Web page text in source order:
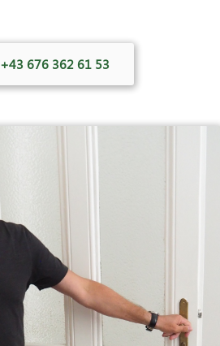
+43 676 362 61 53